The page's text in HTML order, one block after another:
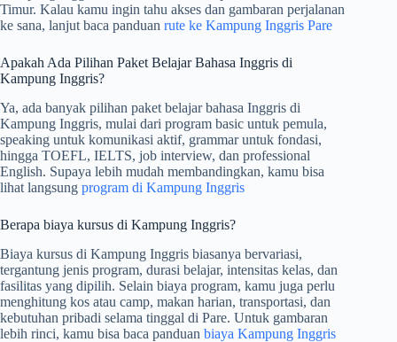
Timur. Kalau kamu ingin tahu akses dan gambaran perjalanan
ke sana, lanjut baca panduan rute ke Kampung Inggris Pare
Apakah Ada Pilihan Paket Belajar Bahasa Inggris di
Kampung Inggris?
Ya, ada banyak pilihan paket belajar bahasa Inggris di
Kampung Inggris, mulai dari program basic untuk pemula,
speaking untuk komunikasi aktif, grammar untuk fondasi,
hingga TOEFL, IELTS, job interview, dan professional
English. Supaya lebih mudah membandingkan, kamu bisa
lihat langsung program di Kampung Inggris
Berapa biaya kursus di Kampung Inggris?
Biaya kursus di Kampung Inggris biasanya bervariasi,
tergantung jenis program, durasi belajar, intensitas kelas, dan
fasilitas yang dipilih. Selain biaya program, kamu juga perlu
menghitung kos atau camp, makan harian, transportasi, dan
kebutuhan pribadi selama tinggal di Pare. Untuk gambaran
lebih rinci, kamu bisa baca panduan biaya Kampung Inggris